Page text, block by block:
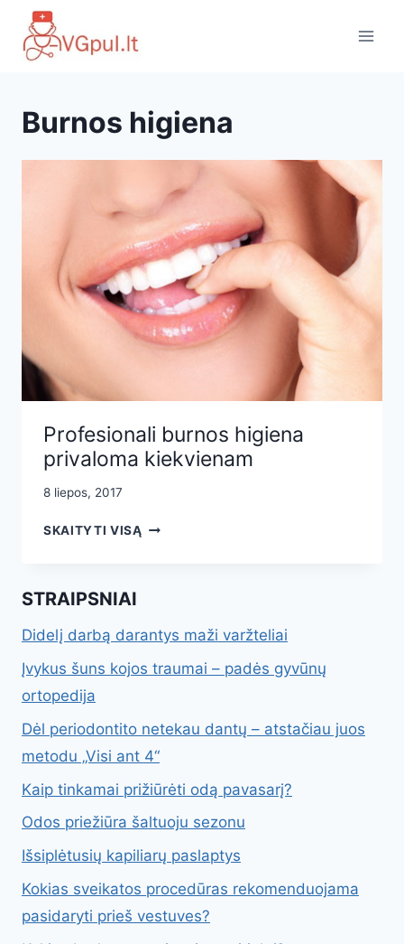
content
Burnos higiena
Profesionali burnos higiena
privaloma kiekvienam
8 liepos, 2017
SKAITYTI VISĄ PROFESIONALI
STRAIPSNIAI
Didelį darbą darantys maži varžteliai
Įvykus šuns kojos traumai – padės gyvūnų
ortopedija
Dėl periodontito netekau dantų – atstačiau juos
metodu „Visi ant 4“
Kaip tinkamai prižiūrėti odą pavasarį?
Odos priežiūra šaltuoju sezonu
Išsiplėtusių kapiliarų paslaptys
Kokias sveikatos procedūras rekomenduojama
pasidaryti prieš vestuves?